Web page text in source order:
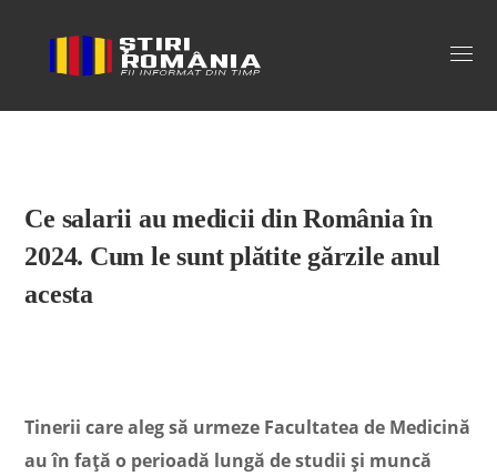
Stiri Romania
Ce salarii au medicii din România în
2024. Cum le sunt plătite gărzile anul
acesta
Tinerii care aleg să urmeze Facultatea de Medicină
au în față o perioadă lungă de studii și muncă